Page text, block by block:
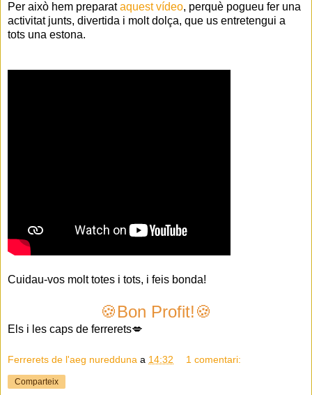
Per això hem preparataquest vídeo, perquè pogueu fer una
activitat junts, divertida i molt dolça, que us entretengui a
tots una estona.
Cuidau-vos molt totes i tots, i feis bonda!
🍪Bon Profit!🍪
Els i les caps de ferrerets💋
Ferrerets de l'aeg nuredduna a 14:32 1 comentari:
Comparteix